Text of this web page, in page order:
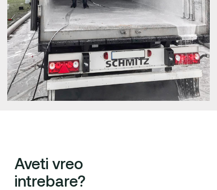
Aveti vreo
intrebare?